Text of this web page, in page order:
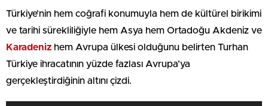
Türkiye’nin hem coğrafi konumuyla hem de kültürel birikimi
ve tarihi sürekliliğiyle hem Asya hem Ortadoğu Akdeniz ve
Karadeniz hem Avrupa ülkesi olduğunu belirten Turhan
Türkiye ihracatının yüzde fazlası Avrupa’ya
gerçekleştirdiğinin altını çizdi.